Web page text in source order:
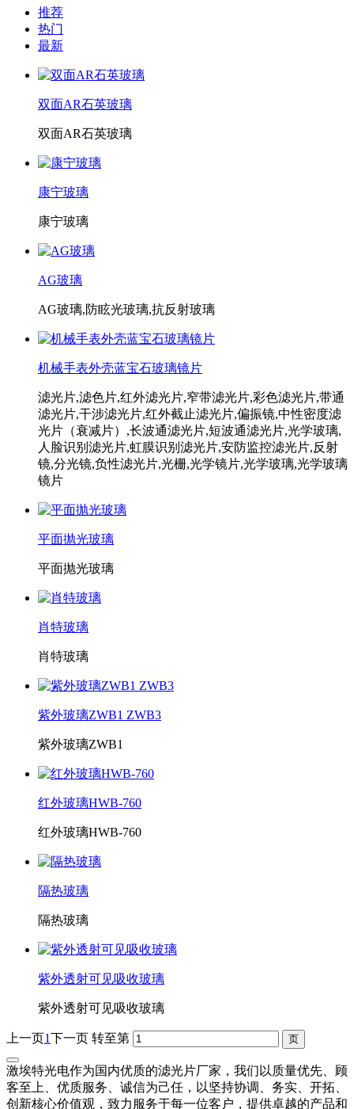
推荐
热门
最新
双面AR石英玻璃
双面AR石英玻璃
康宁玻璃
康宁玻璃
AG玻璃
AG玻璃,防眩光玻璃,抗反射玻璃
机械手表外壳蓝宝石玻璃镜片
滤光片,滤色片,红外滤光片,窄带滤光片,彩色滤光片,带通
滤光片,干涉滤光片,红外截止滤光片,偏振镜,中性密度滤
光片（衰减片）,长波通滤光片,短波通滤光片,光学玻璃,
人脸识别滤光片,虹膜识别滤光片,安防监控滤光片,反射
镜,分光镜,负性滤光片,光栅,光学镜片,光学玻璃,光学玻璃
镜片
平面抛光玻璃
平面抛光玻璃
肖特玻璃
肖特玻璃
紫外玻璃ZWB1 ZWB3
紫外玻璃ZWB1
红外玻璃HWB-760
红外玻璃HWB-760
隔热玻璃
隔热玻璃
紫外透射可见吸收玻璃
紫外透射可见吸收玻璃
上一页1下一页 转至第
激埃特光电作为国内优质的滤光片厂家，我们以质量优先、顾
客至上、优质服务、诚信为己任，以坚持协调、务实、开拓、
创新核心价值观，致力服务于每一位客户，提供卓越的产品和